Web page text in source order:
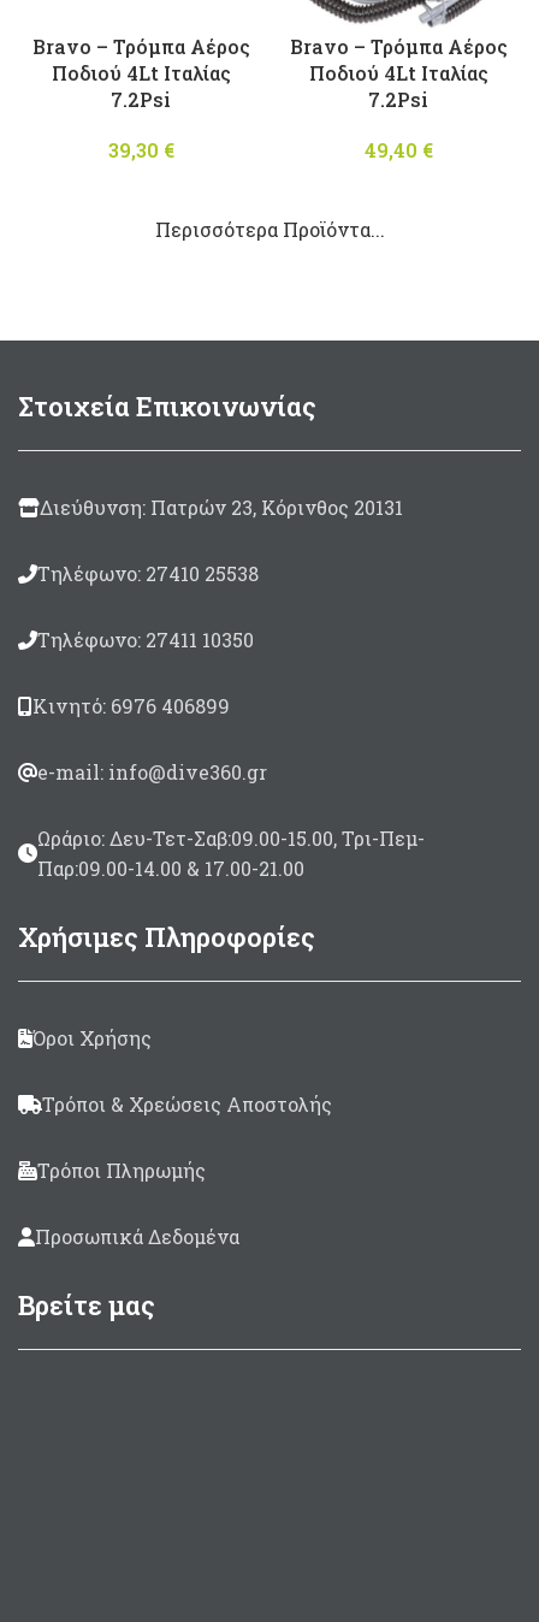
Bravo – Τρόμπα Αέρος
Ποδιού 4Lt Ιταλίας
7.2Psi
39,30 €
Bravo – Τρόμπα Αέρος
Ποδιού 4Lt Ιταλίας
7.2Psi
49,40 €
Περισσότερα Προϊόντα...
Στοιχεία Επικοινωνίας
Διεύθυνση: Πατρών 23, Κόρινθος 20131
Τηλέφωνο: 27410 25538
Τηλέφωνο: 27411 10350
Κινητό: 6976 406899
e-mail: info@dive360.gr
Ωράριο: Δευ-Τετ-Σαβ:09.00-15.00, Τρι-Πεμ-
Παρ:09.00-14.00 & 17.00-21.00
Χρήσιμες Πληροφορίες
Όροι Χρήσης
Τρόποι & Χρεώσεις Αποστολής
Τρόποι Πληρωμής
Προσωπικά Δεδομένα
Βρείτε μας